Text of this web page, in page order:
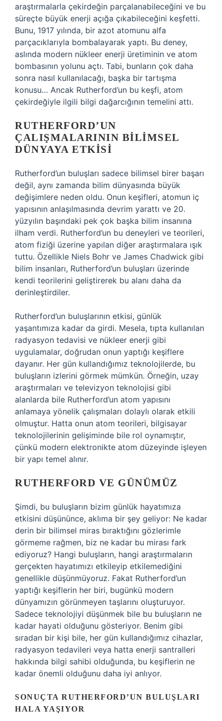
araştırmalarla çekirdeğin parçalanabileceğini ve bu
süreçte büyük enerji açığa çıkabileceğini keşfetti.
Bunu, 1917 yılında, bir azot atomunu alfa
parçacıklarıyla bombalayarak yaptı. Bu deney,
aslında modern nükleer enerji üretiminin ve atom
bombasının yolunu açtı. Tabi, bunların çok daha
sonra nasıl kullanılacağı, başka bir tartışma
konusu… Ancak Rutherford’un bu keşfi, atom
çekirdeğiyle ilgili bilgi dağarcığının temelini attı.
RUTHERFORD’UN
ÇALIŞMALARININ BILIMSEL
DÜNYAYA ETKISI
Rutherford’un buluşları sadece bilimsel birer başarı
değil, aynı zamanda bilim dünyasında büyük
değişimlere neden oldu. Onun keşifleri, atomun iç
yapısının anlaşılmasında devrim yarattı ve 20.
yüzyılın başındaki pek çok başka bilim insanına
ilham verdi. Rutherford’un bu deneyleri ve teorileri,
atom fiziği üzerine yapılan diğer araştırmalara ışık
tuttu. Özellikle Niels Bohr ve James Chadwick gibi
bilim insanları, Rutherford’un buluşları üzerinde
kendi teorilerini geliştirerek bu alanı daha da
derinleştirdiler.
Rutherford’un buluşlarının etkisi, günlük
yaşantımıza kadar da girdi. Mesela, tıpta kullanılan
radyasyon tedavisi ve nükleer enerji gibi
uygulamalar, doğrudan onun yaptığı keşiflere
dayanır. Her gün kullandığımız teknolojilerde, bu
buluşların izlerini görmek mümkün. Örneğin, uzay
araştırmaları ve televizyon teknolojisi gibi
alanlarda bile Rutherford’un atom yapısını
anlamaya yönelik çalışmaları dolaylı olarak etkili
olmuştur. Hatta onun atom teorileri, bilgisayar
teknolojilerinin gelişiminde bile rol oynamıştır,
çünkü modern elektronikte atom düzeyinde işleyen
bir yapı temel alınır.
RUTHERFORD VE GÜNÜMÜZ
Şimdi, bu buluşların bizim günlük hayatımıza
etkisini düşününce, aklıma bir şey geliyor: Ne kadar
derin bir bilimsel miras bıraktığını gözlerimle
görmeme rağmen, biz ne kadar bu mirası fark
ediyoruz? Hangi buluşların, hangi araştırmaların
gerçekten hayatımızı etkileyip etkilemediğini
genellikle düşünmüyoruz. Fakat Rutherford’un
yaptığı keşiflerin her biri, bugünkü modern
dünyamızın görünmeyen taşlarını oluşturuyor.
Sadece teknolojiyi düşünmek bile bu buluşların ne
kadar hayati olduğunu gösteriyor. Benim gibi
sıradan bir kişi bile, her gün kullandığımız cihazlar,
radyasyon tedavileri veya hatta enerji santralleri
hakkında bilgi sahibi olduğunda, bu keşiflerin ne
kadar önemli olduğunu daha iyi anlıyor.
SONUÇTA RUTHERFORD’UN BULUŞLARI
HALA YAŞIYOR